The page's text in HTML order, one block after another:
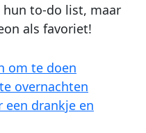
hun to-do list, maar
als favoriet!
om te doen
overnachten
een drankje en